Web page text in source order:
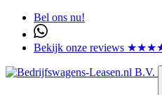
Bel ons nu!
Bekijk onze reviews